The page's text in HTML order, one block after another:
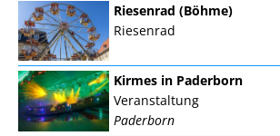
Riesenrad (Böhme)
Riesenrad
Kirmes in Paderborn
Veranstaltung
Paderborn